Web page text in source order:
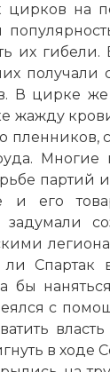
на
их гибели.
получали
В цирке
жажду
пленников,
Многие
партий
и его
Спартак
бы
с
в ходе